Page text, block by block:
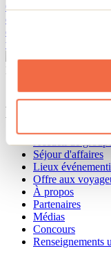
Quel été, n’est-ce pas?
des dizaines et des
d’août tire à sa fin,
votre énergie et de
Besoin d'information?
Menu pied de
Séjour d'affaires
Lieux
Offre aux
À propos
Partenaires
Médias
Concours
Renseignements